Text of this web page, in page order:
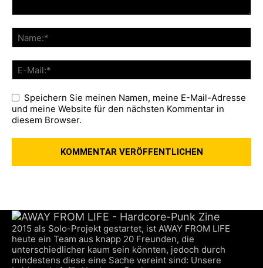
Speichern Sie meinen Namen, meine E-Mail-Adresse
und meine Website für den nächsten Kommentar in
diesem Browser.
2015 als Solo-Projekt gestartet, ist AWAY FROM LIFE
heute ein Team aus knapp 20 Freunden, die
unterschiedlicher kaum sein könnten, jedoch durch
mindestens diese eine Sache vereint sind: Unsere